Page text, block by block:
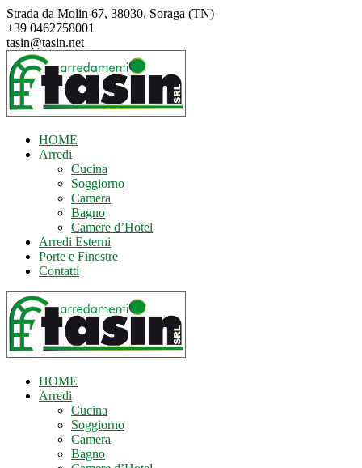
Salta
al
contenuto
Strada da Molin 67, 38030, Soraga (TN)
+39 0462758001
tasin@tasin.net
HOME
Arredi
Cucina
Soggiorno
Camera
Bagno
Camere d’Hotel
Arredi Esterni
Porte e Finestre
Contatti
HOME
Arredi
Cucina
Soggiorno
Camera
Bagno